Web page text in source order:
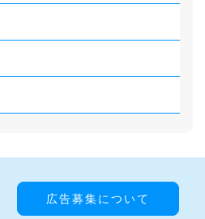
広告募集について